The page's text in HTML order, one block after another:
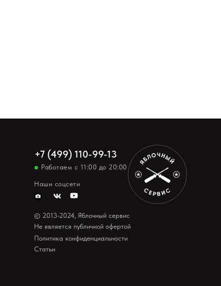
Политика конфиденциальности
+7 (499) 110-99-13
Работаем с 11:00 до 20:00
Наши соцсети
© 2013-2024, Яблочный сервис
Не является публичной офертой
Статьи